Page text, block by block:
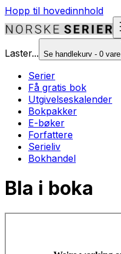
Hopp til hovedinnhold
Laster... Se handlekurv - 0 vare
Serier
Få gratis bok
Utgivelseskalender
Bokpakker
E-bøker
Forfattere
Serieliv
Bokhandel
Bla i boka